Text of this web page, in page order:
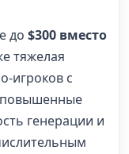
до $300 вместо
тяжелая
игроков с
генерации и